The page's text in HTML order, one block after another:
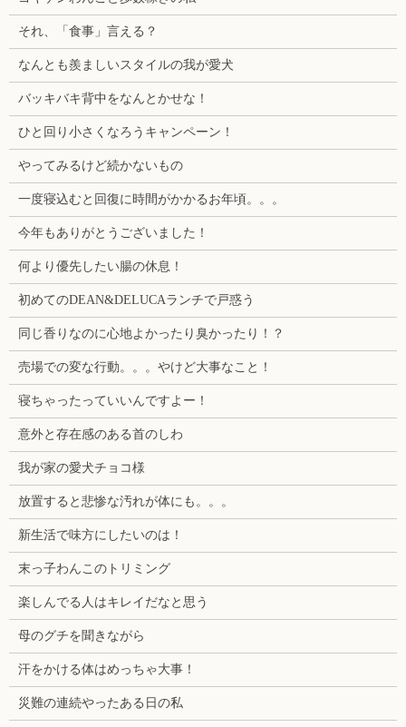
それ、「食事」言える？
なんとも羨ましいスタイルの我が愛犬
バッキバキ背中をなんとかせな！
ひと回り小さくなろうキャンペーン！
やってみるけど続かないもの
一度寝込むと回復に時間がかかるお年頃。。。
今年もありがとうございました！
何より優先したい腸の休息！
初めてのDEAN&DELUCAランチで戸惑う
同じ香りなのに心地よかったり臭かったり！？
売場での変な行動。。。やけど大事なこと！
寝ちゃったっていいんですよー！
意外と存在感のある首のしわ
我が家の愛犬チョコ様
放置すると悲惨な汚れが体にも。。。
新生活で味方にしたいのは！
末っ子わんこのトリミング
楽しんでる人はキレイだなと思う
母のグチを聞きながら
汗をかける体はめっちゃ大事！
災難の連続やったある日の私